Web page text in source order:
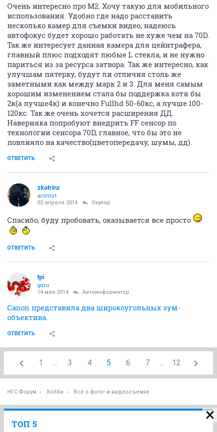
Очень интересно про M2. Хочу такую для мобильного
использования. Удобно где надо расставить
несколько камер для съемки видео, надеюсь
автофокус будет хорошо работать не хуже чем на 70D.
Так же интересует данная камера для цейнтрафера,
главный плюс подходят любые L стекла, и не нужно
париться из за ресурса затвора. Так же интересно, как
улучшам пятерку, будут ли отличия столь же
заметными как между марк 2 и 3. Для меня самым
хорошим изменением стала бы поддержка хотя бы
2к(а лучше4к) и конечно Fullhd 50-60кс, а лучше 100-
120кс. Так же очень хочется расширения ДД.
Наверняка попробуют внедрить FF сенсор по
технологии сенсора 70D, главное, что бы это не
повлияло на качество(цветопередачу, шумы, дд).
ОТВЕТИТЬ
zkatrinz
activist
02 апреля 2014 Окуляр
Спасибо, буду пробовать, оказывается все просто
ОТВЕТИТЬ
tpi
guru
14 мая 2014 Автоинформатор
Canon представила два широкоугольных зум-
объектива.
ОТВЕТИТЬ
1 ... 3 4 5 6 7 ... 12
НГС.Форум Хобби Всё о фото- и видеосъемке
ТОП 5